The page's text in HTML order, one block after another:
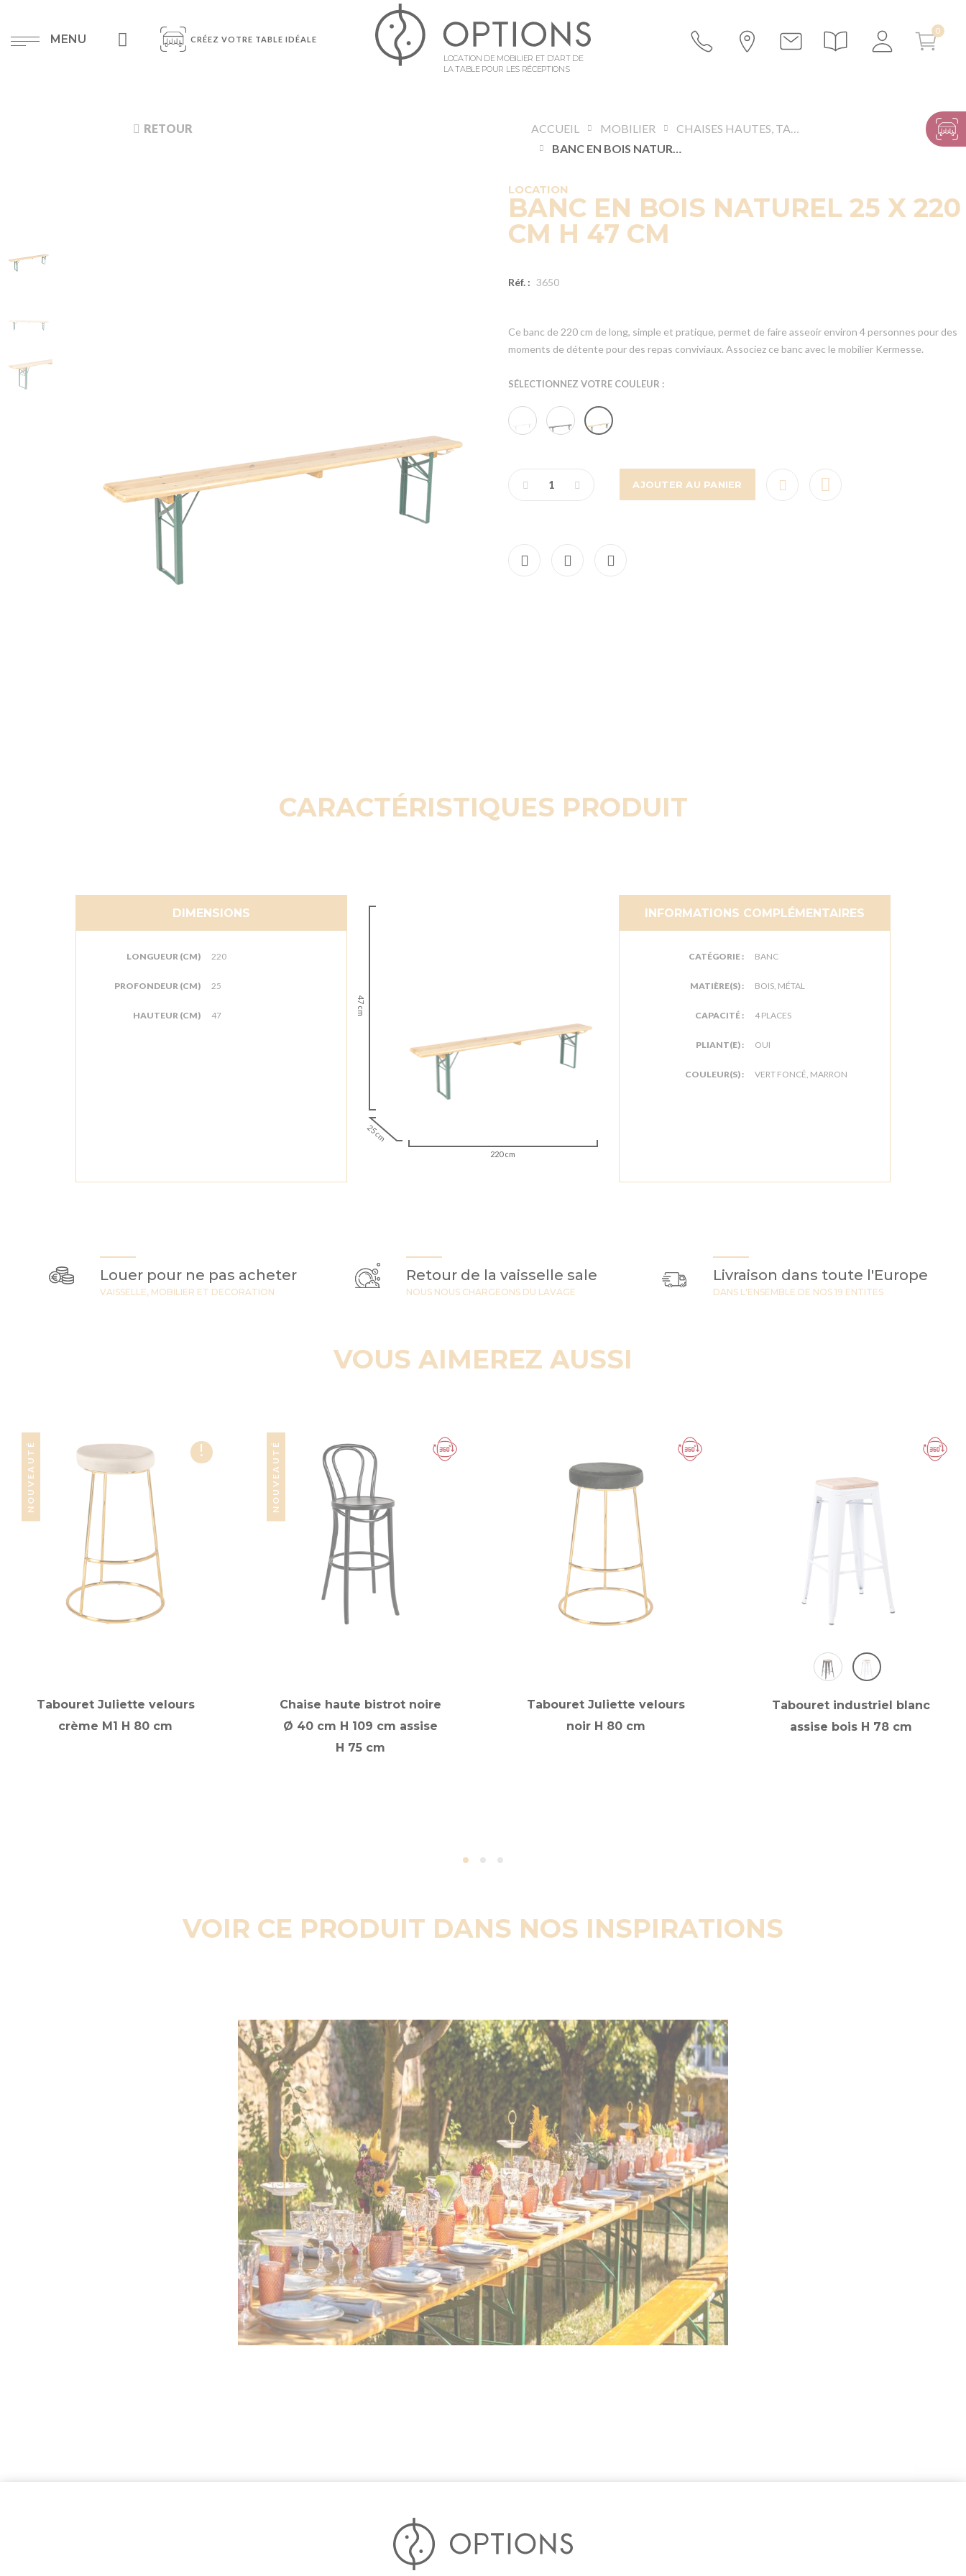
MENU CRÉEZ VOTRE TABLE IDÉALE
LOCATION DE MOBILIER ET D’ART DE
LA TABLE POUR LES RÉCEPTIONS
RETOUR ACCUEIL MOBILIER
CHAISES HAUTES, TABOURETS ET BANCS
BANC EN BOIS NATUREL 25 X 220 CM H 47 CM
LOCATION
BANC EN BOIS NATUREL 25 X 220
CM H 47 CM
Réf. : 3650
Ce banc de 220 cm de long, simple et pratique, permet de faire asseoir environ 4 personnes pour des
moments de détente pour des repas conviviaux. Associez ce banc avec le mobilier Kermesse.
SÉLECTIONNEZ VOTRE COULEUR :
AJOUTER AU PANIER
CARACTÉRISTIQUES PRODUIT
DIMENSIONS
LONGUEUR (CM) 220
PROFONDEUR (CM) 25
HAUTEUR (CM) 47 47 cm
25 cm
220 cm
INFORMATIONS COMPLÉMENTAIRES
CATÉGORIE : BANC
MATIÈRE(S) : BOIS, MÉTAL
CAPACITÉ : 4 PLACES
PLIANT(E) : OUI
COULEUR(S) : VERT FONCÉ, MARRON
Louer pour ne pas acheter
VAISSELLE, MOBILIER ET DECORATION
Retour de la vaisselle sale
NOUS NOUS CHARGEONS DU LAVAGE
Livraison dans toute l'Europe
DANS L'ENSEMBLE DE NOS 19 ENTITES
VOUS AIMEREZ AUSSI
!
NOUVEAUTÉ
Tabouret Juliette velours
crème M1 H 80 cm
NOUVEAUTÉ
Chaise haute bistrot noire
Ø 40 cm H 109 cm assise
H 75 cm
Tabouret Juliette velours
noir H 80 cm
Tabouret industriel blanc
assise bois H 78 cm
VOIR CE PRODUIT DANS NOS INSPIRATIONS